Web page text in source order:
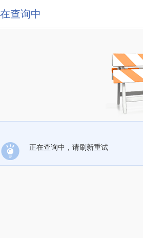
查询中
正在查询中，请刷新重试